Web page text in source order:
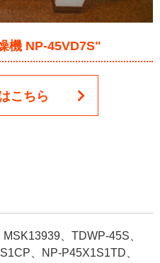
機 NP-45VD7S"
こちら
、TDWP-45S、
、NP-P45X1S1TD、